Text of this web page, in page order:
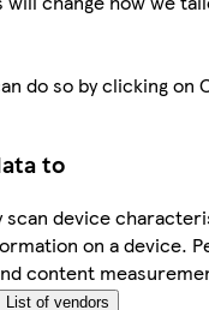
do so by clicking on
to
scan device
on a device.
content
List of vendors